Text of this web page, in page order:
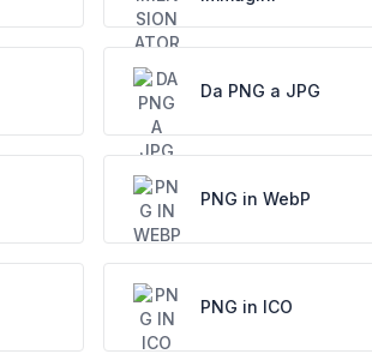
Da PNG a JPG
PNG in WebP
PNG in ICO